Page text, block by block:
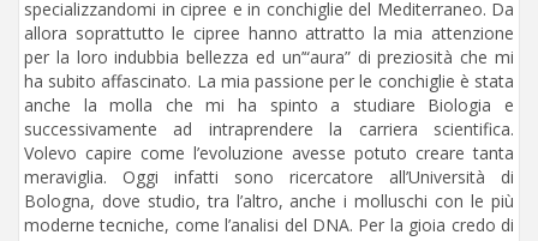
specializzandomi in cipree e in conchiglie del Mediterraneo. Da
allora soprattutto le cipree hanno attratto la mia attenzione
per la loro indubbia bellezza ed un’“aura” di preziosità che mi
ha subito affascinato. La mia passione per le conchiglie è stata
anche la molla che mi ha spinto a studiare Biologia e
successivamente ad intraprendere la carriera scientifica.
Volevo capire come l’evoluzione avesse potuto creare tanta
meraviglia. Oggi infatti sono ricercatore all’Università di
Bologna, dove studio, tra l’altro, anche i molluschi con le più
moderne tecniche, come l’analisi del DNA. Per la gioia credo di